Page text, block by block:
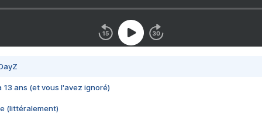
13 ans (et vous l'avez ignoré)
(littéralement)